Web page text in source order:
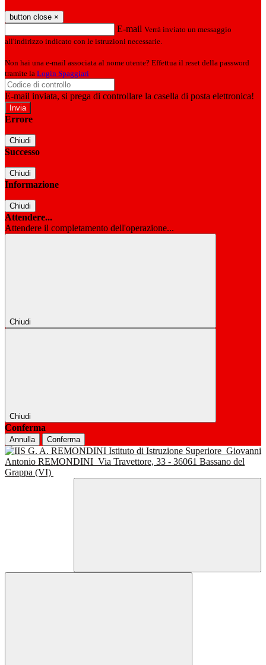
button close ×
E-mail Verrà inviato un messaggio
all'indirizzo indicato con le istruzioni necessarie.
Non hai una e-mail associata al nome utente? Effettua il reset della password
tramite la Login Spaggiari
E-mail inviata, si prega di controllare la casella di posta elettronica!
Errore
Chiudi
Successo
Chiudi
Informazione
Chiudi
Attendere...
Attendere il completamento dell'operazione...
Chiudi
Chiudi
Conferma
Annulla Conferma
Istituto di Istruzione Superiore Giovanni
Antonio REMONDINI Via Travettore, 33 - 36061 Bassano del
Grappa (VI)